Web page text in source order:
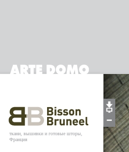
ткани, вышивки и готовые шторы,
Франция